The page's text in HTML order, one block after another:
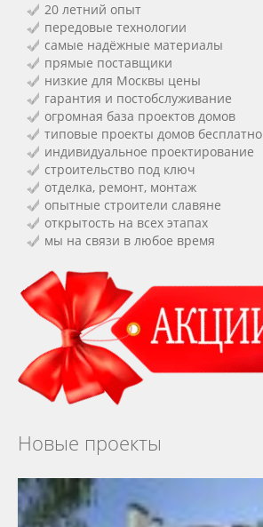
20 летний опыт
передовые технологии
самые надёжные материалы
прямые поставщики
низкие для Москвы цены
гарантия и постобслуживание
огромная база проектов домов
типовые проекты домов бесплатно
индивидуальное проектирование
строительство под ключ
отделка, ремонт, монтаж
опытные строители славяне
открытость на всех этапах
мы на связи в любое время
Новые проекты